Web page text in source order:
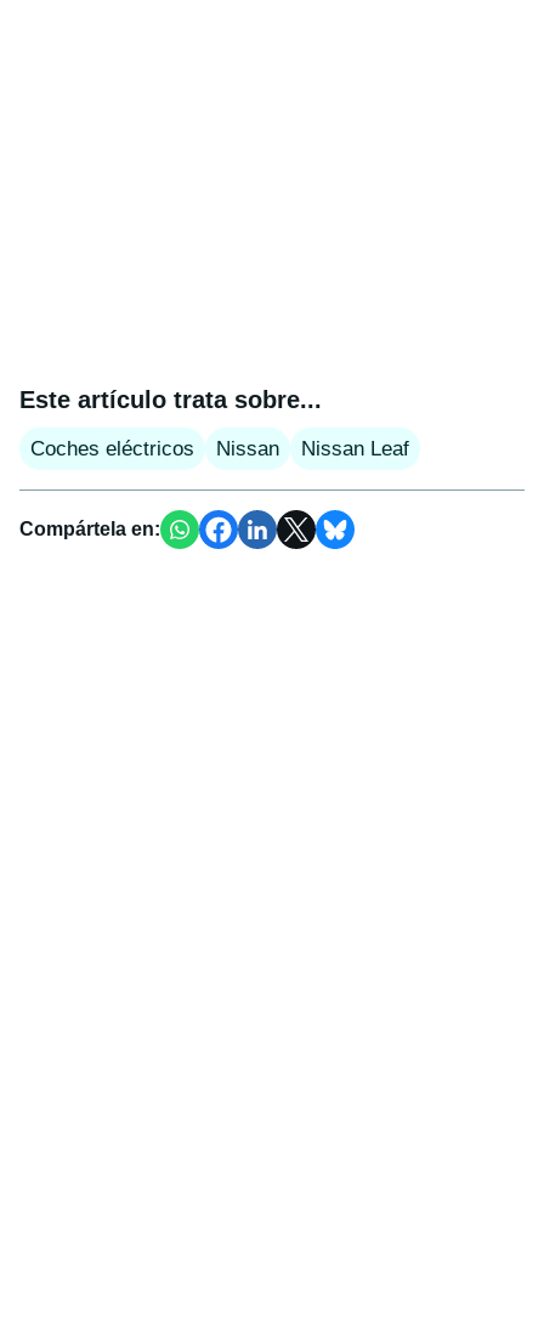
Este artículo trata sobre...
Coches eléctricos Nissan Nissan Leaf
Compártela en: